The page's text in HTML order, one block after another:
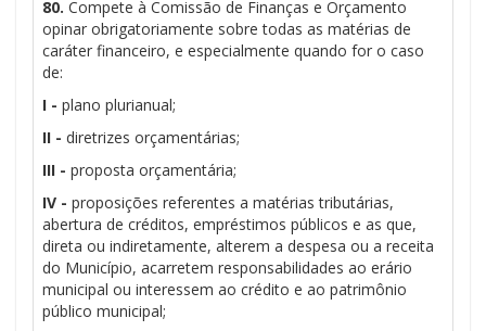
80. Compete à Comissão de Finanças e Orçamento
opinar obrigatoriamente sobre todas as matérias de
caráter financeiro, e especialmente quando for o caso
de:
I - plano plurianual;
II - diretrizes orçamentárias;
III - proposta orçamentária;
IV - proposições referentes a matérias tributárias,
abertura de créditos, empréstimos públicos e as que,
direta ou indiretamente, alterem a despesa ou a receita
do Município, acarretem responsabilidades ao erário
municipal ou interessem ao crédito e ao patrimônio
público municipal;